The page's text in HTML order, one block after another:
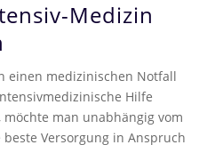
Medizin
einen medizinischen Notfall
Hilfe
möchte man unabhängig vom
Versorgung in Anspruch